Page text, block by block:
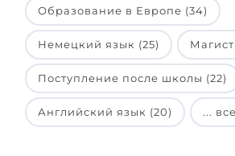
Образование в Европе (34)
Немецкий язык (25)
Поступление после школы (22)
Английский язык (20) ...